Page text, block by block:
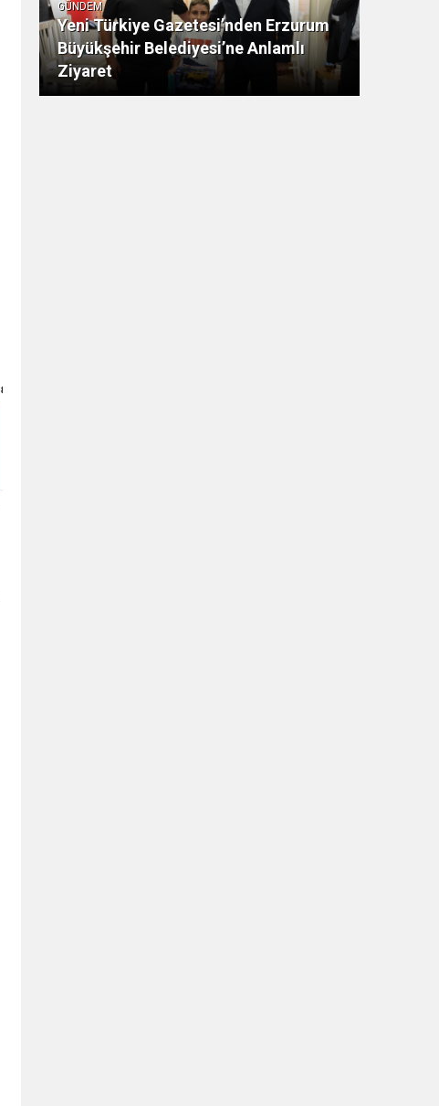
GÜNDEM
Yeni Türkiye Gazetesi’nden Erzurum
Büyükşehir Belediyesi’ne Anlamlı
Ziyaret